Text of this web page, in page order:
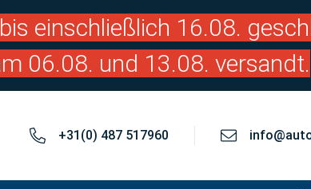
einschließlich 16.08.
06.08. und 13.08. versandt.
+31(0) 487 517960